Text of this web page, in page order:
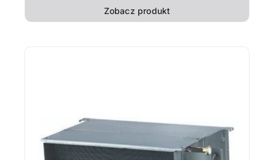
Zobacz produkt